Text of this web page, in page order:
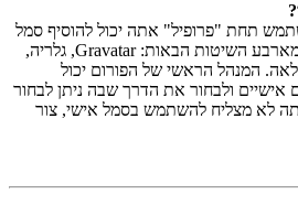
תחת "פרופיל" אתה יכול להוסיף סמל
אישי באמצעות אחת מארבע השיטות הבאות: Gravatar, גלריה,
המנהל הראשי של הפורום יכול
ולבחור את הדרך שבה ניתן לבחור
לא מצליח להשתמש בסמל אישי, צור